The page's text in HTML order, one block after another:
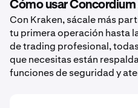
Cómo usar Concordium
Con Kraken, sácale más
tu primera operación hasta
de trading profesional,
que necesitas están
funciones de seguridad y